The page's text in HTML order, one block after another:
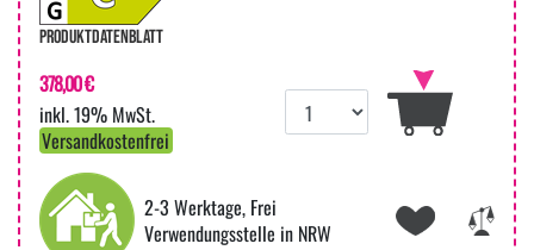
PRODUKTDATENBLATT
378,00 €
inkl. 19% MwSt.
Versandkostenfrei
2-3 Werktage, Frei
Verwendungsstelle in NRW